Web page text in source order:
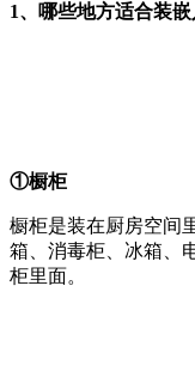
1、 哪些地方适合装
①橱柜
橱柜是装在厨房空间
箱、消毒柜、冰箱、
柜里面。